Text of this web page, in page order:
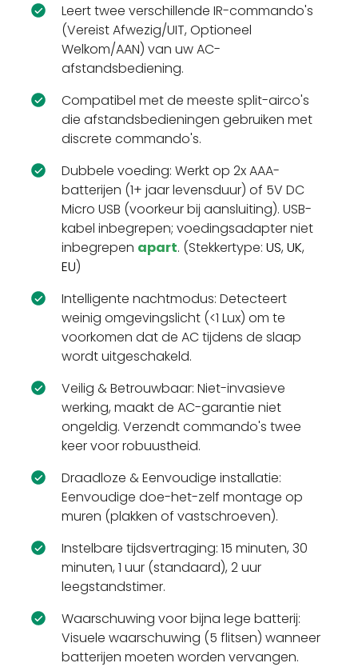
Leert twee verschillende IR-commando's
(Vereist Afwezig/UIT, Optioneel
Welkom/AAN) van uw AC-
afstandsbediening.
Compatibel met de meeste split-airco's
die afstandsbedieningen gebruiken met
discrete commando's.
Dubbele voeding: Werkt op 2x AAA-
batterijen (1+ jaar levensduur) of 5V DC
Micro USB (voorkeur bij aansluiting). USB-
kabel inbegrepen; voedingsadapter niet
inbegrepen apart. (Stekkertype: US, UK,
EU)
Intelligente nachtmodus: Detecteert
weinig omgevingslicht (<1 Lux) om te
voorkomen dat de AC tijdens de slaap
wordt uitgeschakeld.
Veilig & Betrouwbaar: Niet-invasieve
werking, maakt de AC-garantie niet
ongeldig. Verzendt commando's twee
keer voor robuustheid.
Draadloze & Eenvoudige installatie:
Eenvoudige doe-het-zelf montage op
muren (plakken of vastschroeven).
Instelbare tijdsvertraging: 15 minuten, 30
minuten, 1 uur (standaard), 2 uur
leegstandstimer.
Waarschuwing voor bijna lege batterij:
Visuele waarschuwing (5 flitsen) wanneer
batterijen moeten worden vervangen.